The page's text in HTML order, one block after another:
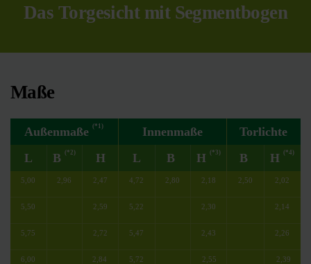
Das Torgesicht mit Segmentbogen
Maße
Außenmaße(*1)
L B(*2) H
5,00 2,96 2,47
5,50 2,59
5,75 2,72
6,00 2,84
Innenmaße
L
B H (*3)
4,72 2,80 2,18
5,22 2,30
5,47 2,43
5,72 2,55
Torlichte
B
H(*4)
2,50 2,02
2,14
2,26
2,39